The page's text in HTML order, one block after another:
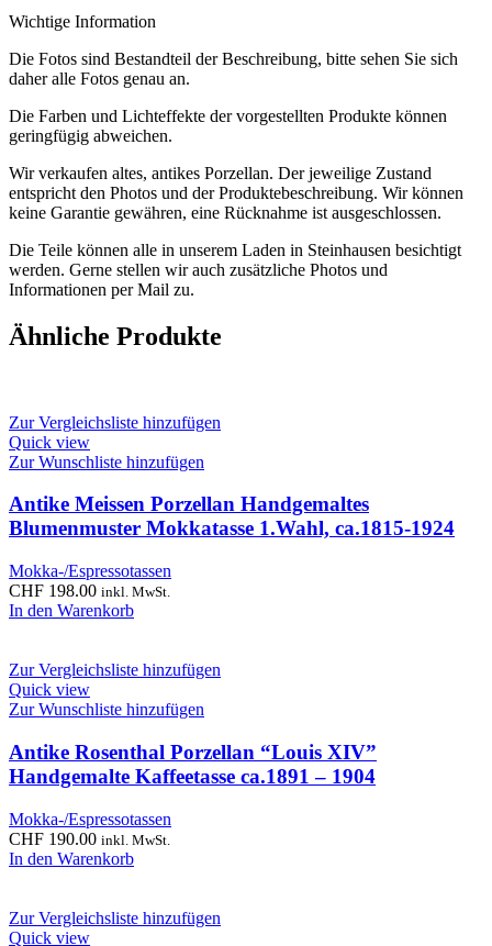
Wichtige Information
Die Fotos sind Bestandteil der Beschreibung, bitte sehen Sie sich
daher alle Fotos genau an.
Die Farben und Lichteffekte der vorgestellten Produkte können
geringfügig abweichen.
Wir verkaufen altes, antikes Porzellan. Der jeweilige Zustand
entspricht den Photos und der Produktebeschreibung. Wir können
keine Garantie gewähren, eine Rücknahme ist ausgeschlossen.
Die Teile können alle in unserem Laden in Steinhausen besichtigt
werden. Gerne stellen wir auch zusätzliche Photos und
Informationen per Mail zu.
Ähnliche Produkte
Zur Vergleichsliste hinzufügen
Quick view
Zur Wunschliste hinzufügen
Antike Meissen Porzellan Handgemaltes
Blumenmuster Mokkatasse 1.Wahl, ca.1815-1924
Mokka-/Espressotassen
CHF 198.00 inkl. MwSt.
In den Warenkorb
Zur Vergleichsliste hinzufügen
Quick view
Zur Wunschliste hinzufügen
Antike Rosenthal Porzellan “Louis XIV”
Handgemalte Kaffeetasse ca.1891 – 1904
Mokka-/Espressotassen
CHF 190.00 inkl. MwSt.
In den Warenkorb
Zur Vergleichsliste hinzufügen
Quick view